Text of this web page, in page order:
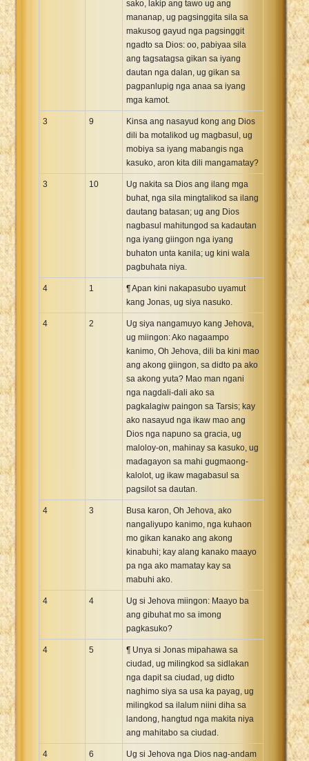
sako, lakip ang tawo ug ang
mananap, ug pagsinggita sila sa
makusog gayud nga pagsinggit
ngadto sa Dios: oo, pabiyaa sila
ang tagsatagsa gikan sa iyang
dautan nga dalan, ug gikan sa
pagpanlupig nga anaa sa iyang
mga kamot.
3 9
Kinsa ang nasayud kong ang Dios
dili ba motalikod ug magbasul, ug
mobiya sa iyang mabangis nga
kasuko, aron kita dili mangamatay?
3 10
Ug nakita sa Dios ang ilang mga
buhat, nga sila mingtalikod sa ilang
dautang batasan; ug ang Dios
nagbasul mahitungod sa kadautan
nga iyang giingon nga iyang
buhaton unta kanila; ug kini wala
pagbuhata niya.
4 1
¶ Apan kini nakapasubo uyamut
kang Jonas, ug siya nasuko.
4 2
Ug siya nangamuyo kang Jehova,
ug miingon: Ako nagaampo
kanimo, Oh Jehova, dili ba kini mao
ang akong giingon, sa didto pa ako
sa akong yuta? Mao man ngani
nga nagdali-dali ako sa
pagkalagiw paingon sa Tarsis; kay
ako nasayud nga ikaw mao ang
Dios nga napuno sa gracia, ug
maloloy-on, mahinay sa kasuko, ug
madagayon sa mahi gugmaong-
kalolot, ug ikaw magabasul sa
pagsilot sa dautan.
4 3
Busa karon, Oh Jehova, ako
nangaliyupo kanimo, nga kuhaon
mo gikan kanako ang akong
kinabuhi; kay alang kanako maayo
pa nga ako mamatay kay sa
mabuhi ako.
4 4
Ug si Jehova miingon: Maayo ba
ang gibuhat mo sa imong
pagkasuko?
4 5
¶ Unya si Jonas mipahawa sa
ciudad, ug milingkod sa sidlakan
nga dapit sa ciudad, ug didto
naghimo siya sa usa ka payag, ug
milingkod sa ilalum niini diha sa
landong, hangtud nga makita niya
ang mahitabo sa ciudad.
4 6
Ug si Jehova nga Dios nag-andam